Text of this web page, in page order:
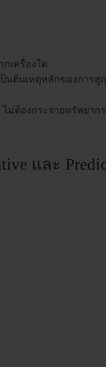
กเครื่องใด
ป็นต้นเหตุหลักของการสู
ม่ต้องกระจายทรัพยาก
และ